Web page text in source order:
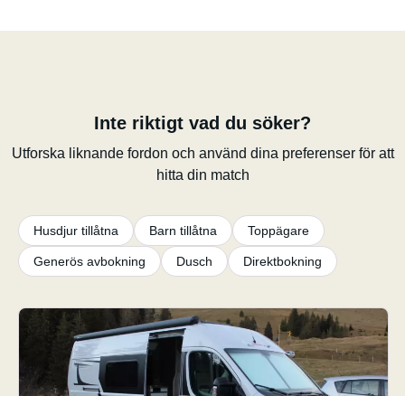
Inte riktigt vad du söker?
Utforska liknande fordon och använd dina preferenser för att
hitta din match
Husdjur tillåtna Barn tillåtna Toppägare
Generös avbokning Dusch Direktbokning